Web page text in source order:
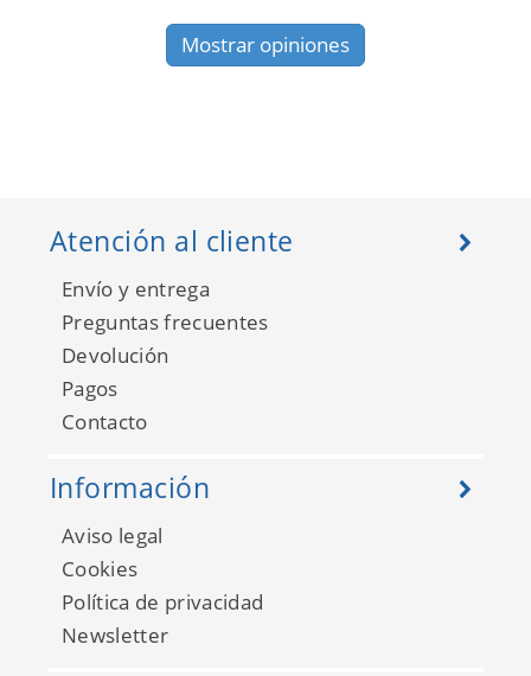
Mostrar opiniones
Atención al cliente
Envío y entrega
Preguntas frecuentes
Devolución
Pagos
Contacto
Información
Aviso legal
Cookies
Política de privacidad
Newsletter